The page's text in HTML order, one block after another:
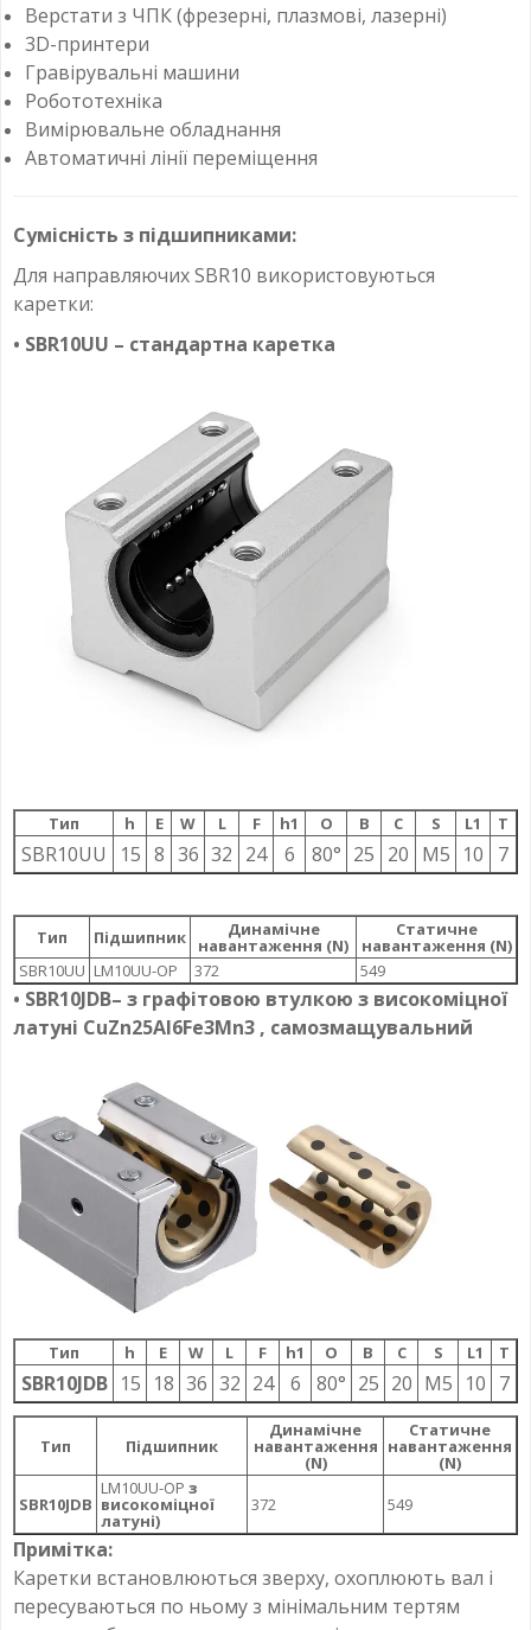
Верстати з ЧПК (фрезерні, плазмові, лазерні)
3D-принтери
Гравірувальні машини
Робототехніка
Вимірювальне обладнання
Автоматичні лінії переміщення
Сумісність з підшипниками:
Для направляючих SBR10 використовуються
каретки:
• SBR10UU – стандартна каретка
Тип h E W L F h1 О B C S L1 T
SBR10UU 15 8 36 32 24 6 80° 25 20 M5 10 7
Тип Підшипник Динамічне
навантаження (N)
Статичне
навантаження (N)
SBR10UU LM10UU-OP 372 549
• SBR10JDB– з графітовою втулкою з високоміцної
латуні CuZn25Al6Fe3Mn3 , самозмащувальний
Тип h E W L F h1 О B C S L1 T
SBR10JDB 15 18 36 32 24 6 80° 25 20 M5 10 7
Тип Підшипник
Динамічне
навантаження
(N)
Статичне
навантаження
(N)
SBR10JDB
LM10UU-OP з
високоміцної
латуні)
372 549
Примітка:
Каретки встановлюються зверху, охоплюють вал і
пересуваються по ньому з мінімальним тертям